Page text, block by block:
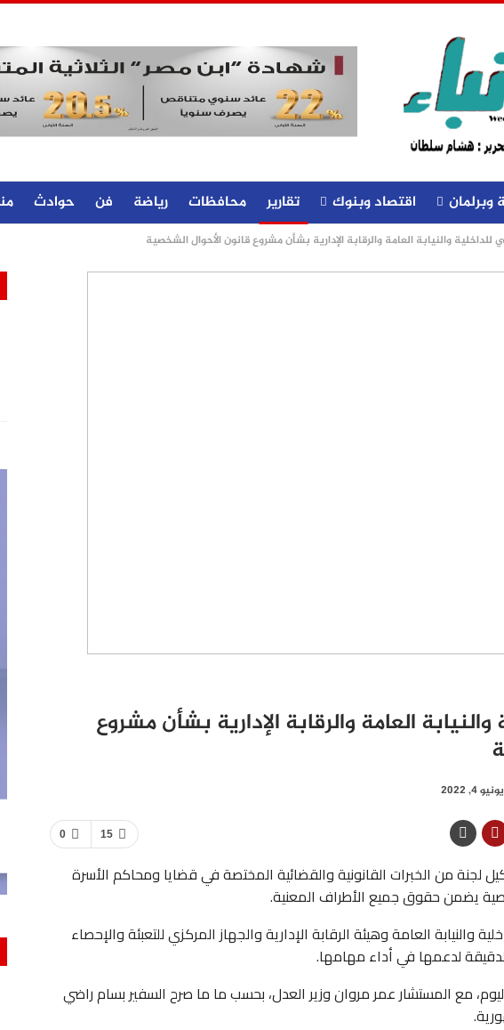
اقتصاد وبنوك تقارير محافظات رياضة فن حوادث
والنيابة العامة والرقابة الإدارية بشأن مشروع قانون الأحوال الشخصية
العامة والرقابة الإدارية بشأن مشروع
يونيو 4, 2022
0 15
لجنة من الخبرات القانونية والقضائية المختصة في قضايا ومحاكم الأسرة
يضمن حقوق جميع الأطراف المعنية.
والنيابة العامة وهيئة الرقابة الإدارية والجهاز المركزي للتعبئة والإحصاء
الدقيقة لدعمها في أداء مهامها.
مع المستشار عمر مروان وزير العدل، بحسب ما ما صرح السفير بسام راضي